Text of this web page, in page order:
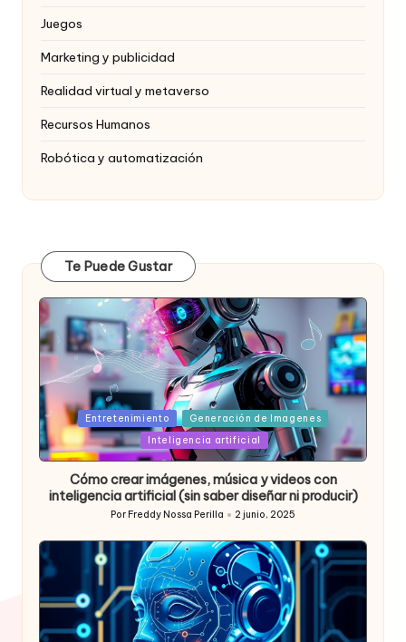
Juegos
Marketing y publicidad
Realidad virtual y metaverso
Recursos Humanos
Robótica y automatización
Te Puede Gustar
Posted
in
Entretenimiento
Generación de Imagenes
Inteligencia artificial
Cómo crear imágenes, música y videos con
inteligencia artificial (sin saber diseñar ni producir)
Publicado
por
Por Freddy Nossa Perilla 2 junio, 2025